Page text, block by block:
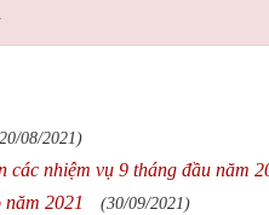
08/2021)
nhiệm vụ 9 tháng đầu năm
2021 (30/09/2021)